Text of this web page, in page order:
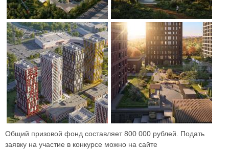
Общий призовой фонд составляет 800 000 рублей. Подать
заявку на участие в конкурсе можно на сайте